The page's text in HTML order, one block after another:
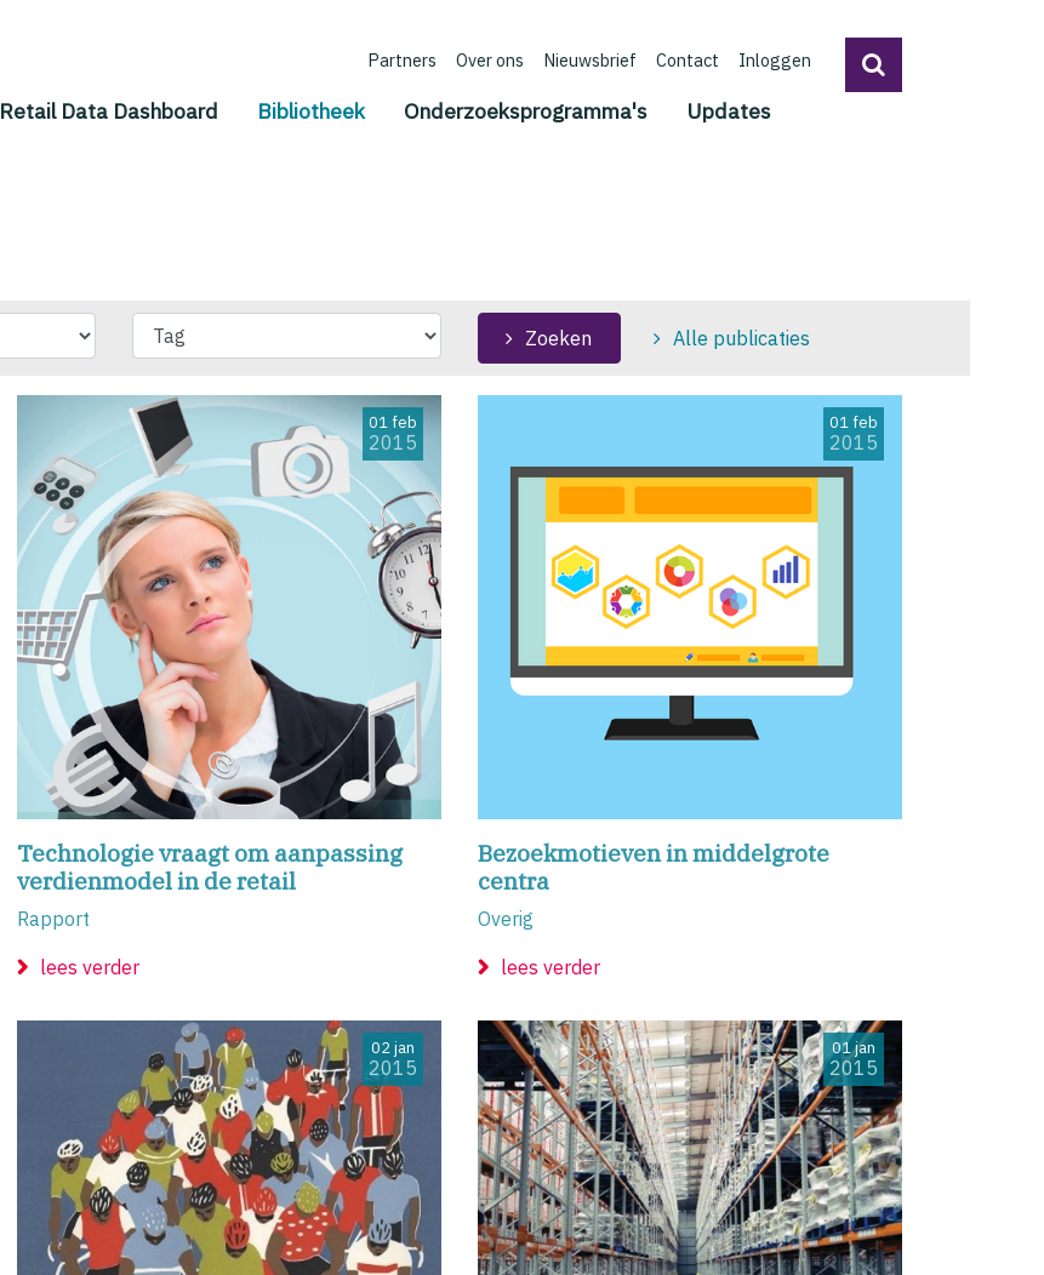
Partners Over ons Nieuwsbrief Contact Inloggen
Retail Data Dashboard Bibliotheek(current)Onderzoeksprogramma's Updates
Zoeken Alle publicaties
Technologie vraagt om aanpassing
verdienmodel in de retail
Rapport
01 feb
2015
lees verder
Bezoekmotieven in middelgrote
centra
Overig
01 feb
2015
lees verder
02 jan
2015
01 jan
2015